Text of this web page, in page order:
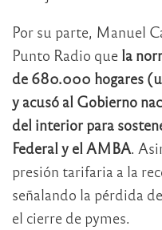
Por su parte, Manuel
Punto Radio que la
de 680.000 hogares
y acusó al Gobierno
del interior para
Federal y el AMBA.
presión tarifaria a la
señalando la pérdida
el cierre de pymes.